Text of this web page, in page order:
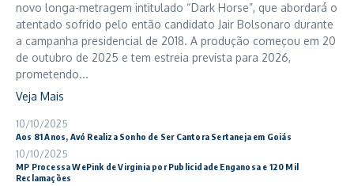
novo longa-metragem intitulado “Dark Horse”, que abordará o
atentado sofrido pelo então candidato Jair Bolsonaro durante
a campanha presidencial de 2018. A produção começou em 20
de outubro de 2025 e tem estreia prevista para 2026,
prometendo...
Veja Mais
10/10/2025
Aos 81 Anos, Avó Realiza Sonho de Ser Cantora Sertaneja em Goiás
10/10/2025
MP Processa WePink de Virginia por Publicidade Enganosa e 120 Mil
Reclamações